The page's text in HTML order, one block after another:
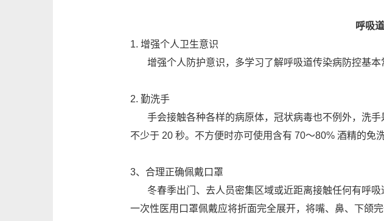
呼吸
1. 增强个人卫生意识
增强个人防护意识，多学习了解呼吸道传染病防控基本
2. 勤洗手
手会接触各种各样的病原体，冠状病毒也不例外，洗手
不少于 20 秒。不方便时亦可使用含有 70～80% 酒精的免
3、合理正确佩戴口罩
冬春季出门、去人员密集区域或近距离接触任何有呼吸
一次性医用口罩佩戴应将折面完全展开，将嘴、鼻、下颌